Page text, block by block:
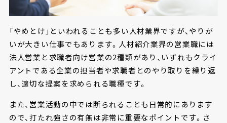
「やめとけ」といわれることも多い人材業界ですが、やりが
いが大きい仕事でもあります。人材紹介業界の営業職には
法人営業と求職者向け営業の2種類があり、いずれもクライ
アントである企業の担当者や求職者とのやり取りを繰り返
し、適切な提案を求められる職種です。
また、営業活動の中では断られることも日常的にあります
ので、打たれ強さの有無は非常に重要なポイントです。さ